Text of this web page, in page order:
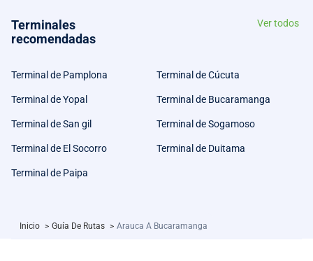
Terminales
recomendadas
Ver todos
Terminal de Pamplona Terminal de Cúcuta
Terminal de Yopal Terminal de Bucaramanga
Terminal de San gil Terminal de Sogamoso
Terminal de El Socorro Terminal de Duitama
Terminal de Paipa
Inicio > Guía De Rutas > Arauca A Bucaramanga